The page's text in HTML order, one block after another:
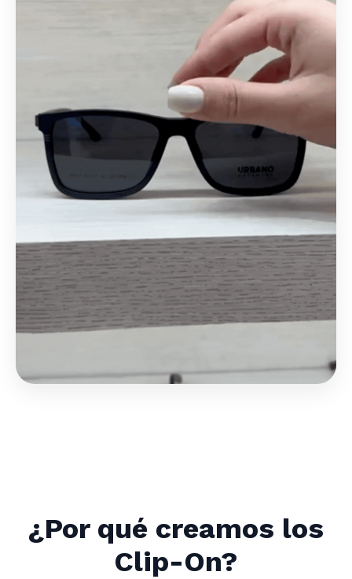
¿Por qué creamos los
Clip-On?